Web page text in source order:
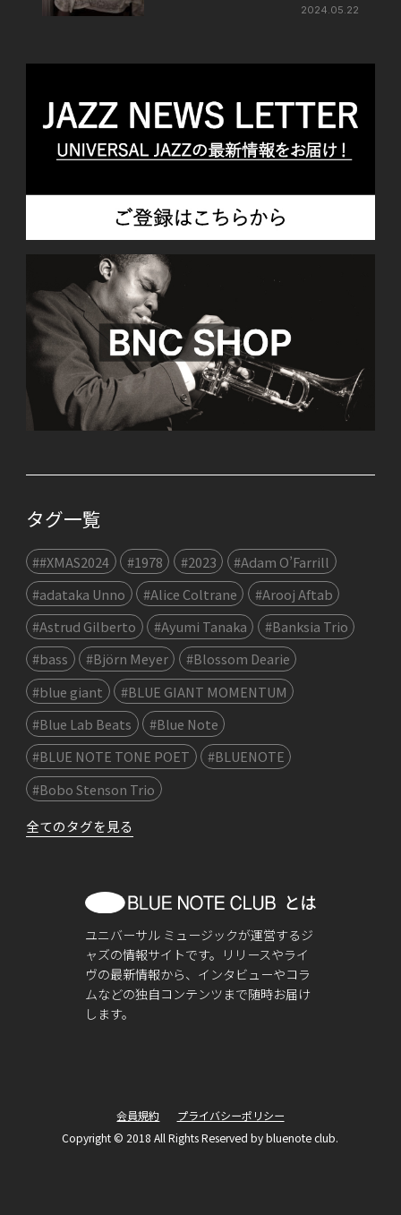
2024.05.22
タグ一覧
##XMAS2024 #1978 #2023
#Adam O’Farrill
#adataka Unno
#Alice Coltrane
#Arooj Aftab
#Astrud Gilberto
#Ayumi Tanaka
#Banksia Trio
#bass
#Björn Meyer
#Blossom Dearie
#blue giant
#BLUE GIANT MOMENTUM
#Blue Lab Beats
#Blue Note
#BLUE NOTE TONE POET
#BLUENOTE
#Bobo Stenson Trio
全てのタグを見る
ユニバーサル ミュージックが運営するジ
ャズの情報サイトです。リリースやライ
ヴの最新情報から、インタビューやコラ
ムなどの独自コンテンツまで随時お届け
します。
会員規約
プライバシーポリシー
Copyright © 2018 All Rights Reserved by bluenote club.